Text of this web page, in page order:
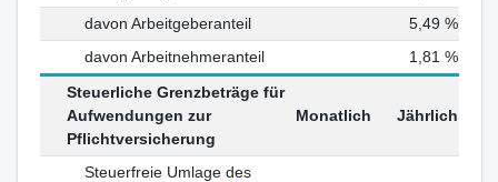
davon Arbeitgeberanteil
5,49 %
davon Arbeitnehmeranteil
1,81 %
Steuerliche Grenzbeträge für
Aufwendungen zur
Pflichtversicherung
Monatlich Jährlich
Steuerfreie Umlage des